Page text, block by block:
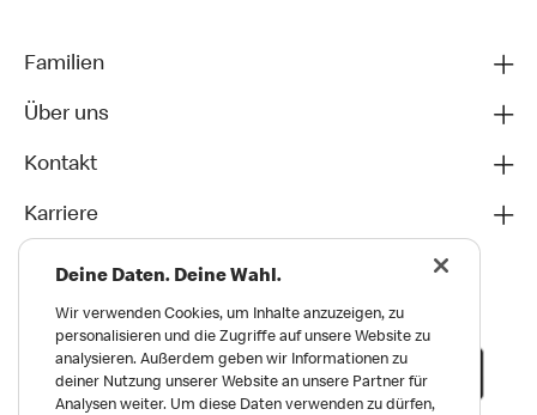
Familien
Über uns
Kontakt
Karriere
Deine Daten. Deine Wahl.
Wir verwenden Cookies, um Inhalte anzuzeigen, zu
personalisieren und die Zugriffe auf unsere Website zu
analysieren. Außerdem geben wir Informationen zu
deiner Nutzung unserer Website an unsere Partner für
Analysen weiter. Um diese Daten verwenden zu dürfen,